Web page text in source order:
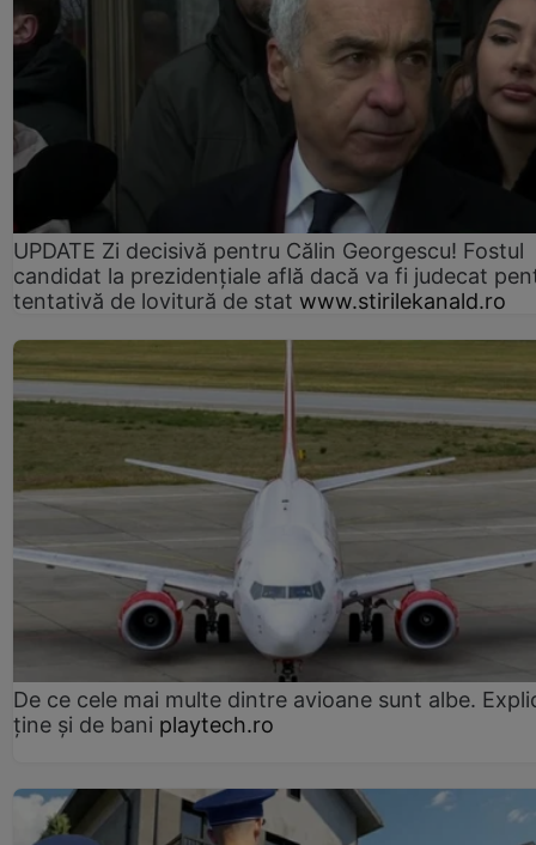
UPDATE Zi decisivă pentru Călin Georgescu! Fostul
candidat la prezidențiale află dacă va fi judecat
tentativă de lovitură de stat www.stirilekanald.ro
De ce cele mai multe dintre avioane sunt albe.
ține și de bani playtech.ro